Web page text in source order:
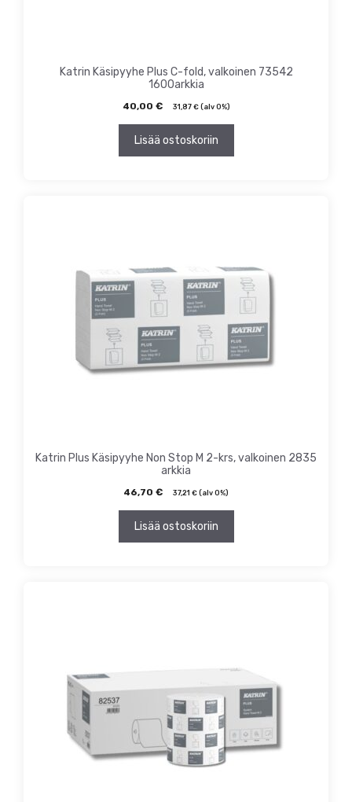
Katrin Käsipyyhe Plus C-fold, valkoinen 73542
1600arkkia
40,00 € 31,87 €(alv 0%)
Lisää ostoskoriin
Katrin Plus Käsipyyhe Non Stop M 2-krs, valkoinen 2835
arkkia
46,70 € 37,21 € (alv 0%)
Lisää ostoskoriin